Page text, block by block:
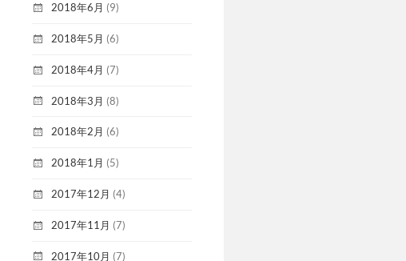
2018年6月 (9)
2018年5月 (6)
2018年4月 (7)
2018年3月 (8)
2018年2月 (6)
2018年1月 (5)
2017年12月 (4)
2017年11月 (7)
2017年10月 (7)